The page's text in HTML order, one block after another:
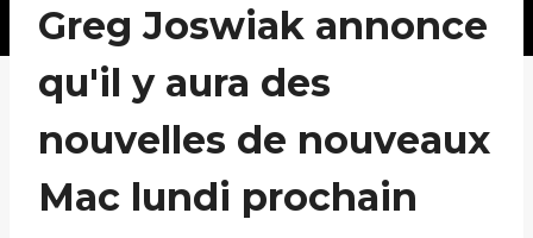
Greg Joswiak annonce
qu'il y aura des
nouvelles de nouveaux
Mac lundi prochain